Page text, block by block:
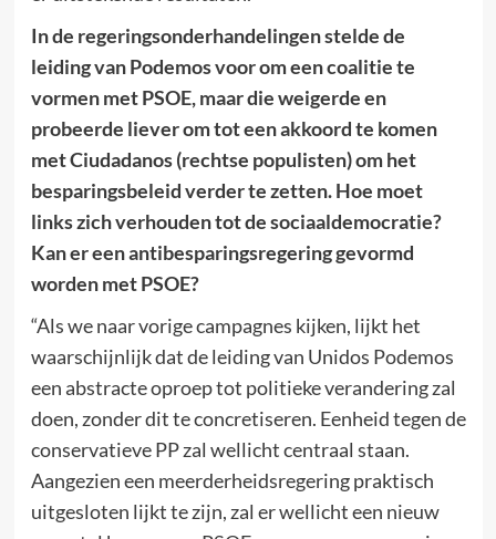
In de regeringsonderhandelingen stelde de
leiding van Podemos voor om een coalitie te
vormen met PSOE, maar die weigerde en
probeerde liever om tot een akkoord te komen
met Ciudadanos (rechtse populisten) om het
besparingsbeleid verder te zetten. Hoe moet
links zich verhouden tot de sociaaldemocratie?
Kan er een antibesparingsregering gevormd
worden met PSOE?
“Als we naar vorige campagnes kijken, lijkt het
waarschijnlijk dat de leiding van Unidos Podemos
een abstracte oproep tot politieke verandering zal
doen, zonder dit te concretiseren. Eenheid tegen de
conservatieve PP zal wellicht centraal staan.
Aangezien een meerderheidsregering praktisch
uitgesloten lijkt te zijn, zal er wellicht een nieuw